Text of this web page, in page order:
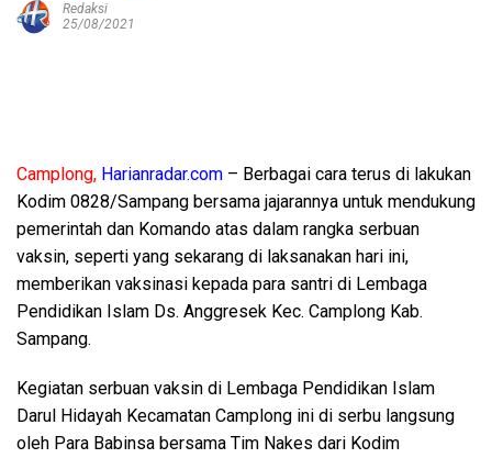
Redaksi
25/08/2021
Camplong, Harianradar.com – Berbagai cara terus di lakukan
Kodim 0828/Sampang bersama jajarannya untuk mendukung
pemerintah dan Komando atas dalam rangka serbuan
vaksin, seperti yang sekarang di laksanakan hari ini,
memberikan vaksinasi kepada para santri di Lembaga
Pendidikan Islam Ds. Anggresek Kec. Camplong Kab.
Sampang.
Kegiatan serbuan vaksin di Lembaga Pendidikan Islam
Darul Hidayah Kecamatan Camplong ini di serbu langsung
oleh Para Babinsa bersama Tim Nakes dari Kodim